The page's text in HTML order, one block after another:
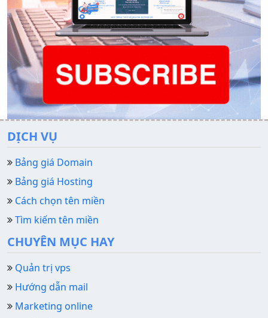
DỊCH VỤ
Bảng giá Domain
Bảng giá Hosting
Cách chọn tên miền
Tìm kiếm tên miền
CHUYÊN MỤC HAY
Quản trị vps
Hướng dẫn mail
Marketing online